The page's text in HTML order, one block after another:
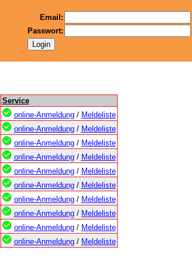
Email:
Passwort:
Service
online-Anmeldung/ Meldeliste
online-Anmeldung/ Meldeliste
online-Anmeldung/ Meldeliste
online-Anmeldung/ Meldeliste
online-Anmeldung/ Meldeliste
online-Anmeldung/ Meldeliste
online-Anmeldung/ Meldeliste
online-Anmeldung/ Meldeliste
online-Anmeldung/ Meldeliste
online-Anmeldung/ Meldeliste